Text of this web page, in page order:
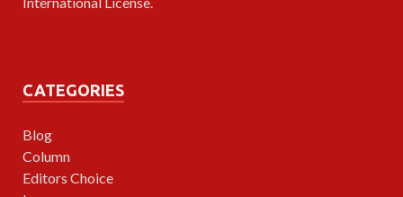
CATEGORIES
Blog
Column
Editors Choice